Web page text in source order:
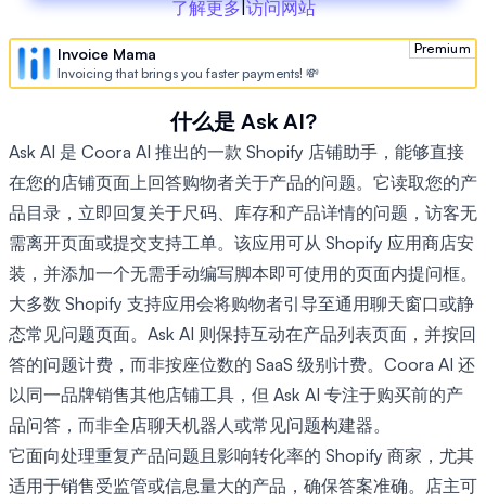
了解更多|访问网站
Premium
Invoice Mama
Invoicing that brings you faster payments! 💸
什么是 Ask AI?
Ask AI 是 Coora AI 推出的一款 Shopify 店铺助手，能够直接
在您的店铺页面上回答购物者关于产品的问题。它读取您的产
品目录，立即回复关于尺码、库存和产品详情的问题，访客无
需离开页面或提交支持工单。该应用可从 Shopify 应用商店安
装，并添加一个无需手动编写脚本即可使用的页面内提问框。
大多数 Shopify 支持应用会将购物者引导至通用聊天窗口或静
态常见问题页面。Ask AI 则保持互动在产品列表页面，并按回
答的问题计费，而非按座位数的 SaaS 级别计费。Coora AI 还
以同一品牌销售其他店铺工具，但 Ask AI 专注于购买前的产
品问答，而非全店聊天机器人或常见问题构建器。
它面向处理重复产品问题且影响转化率的 Shopify 商家，尤其
适用于销售受监管或信息量大的产品，确保答案准确。店主可